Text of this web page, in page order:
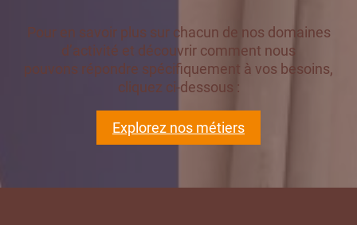
Pour en savoir plus sur chacun de nos domaines
d’activité et découvrir comment nous
pouvons répondre spécifiquement à vos besoins,
cliquez ci-dessous :
Explorez nos métiers